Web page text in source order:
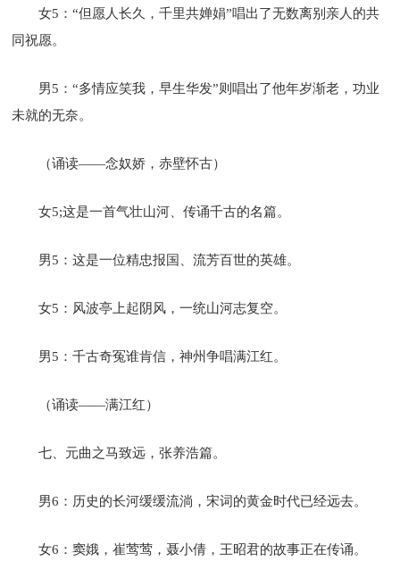
女5：“但愿人长久，千里共婵娟”唱出了无数离别亲人的共
同祝愿。
男5：“多情应笑我，早生华发”则唱出了他年岁渐老，功业
未就的无奈。
（诵读——念奴娇，赤壁怀古）
女5;这是一首气壮山河、传诵千古的名篇。
男5：这是一位精忠报国、流芳百世的英雄。
女5：风波亭上起阴风，一统山河志复空。
男5：千古奇冤谁肯信，神州争唱满江红。
（诵读——满江红）
七、元曲之马致远，张养浩篇。
男6：历史的长河缓缓流淌，宋词的黄金时代已经远去。
女6：窦娥，崔莺莺，聂小倩，王昭君的故事正在传诵。